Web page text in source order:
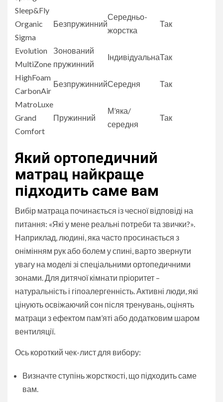
Sleep&Fly
Organic
Sigma
Безпружинний
Середньо-
жорстка
Так
Evolution
MultiZone
Зонований
пружинний
ІндивідуальнаТак
HighFoam
CarbonAir
БезпружиннийСередня Так
MatroLuxe
Grand
Comfort
Пружинний
М’яка/
середня
Так
Який ортопедичний
матрац найкраще
підходить саме вам
Вибір матраца починається із чесної відповіді на
питання: «Які у мене реальні потреби та звички?».
Наприклад, людині, яка часто просинається з
онімінням рук або болем у спині, варто звернути
увагу на моделі зі спеціальними ортопедичними
зонами. Для дитячої кімнати пріоритет –
натуральність і гіпоалергенність. Активні люди, які
цінують освіжаючий сон після тренувань, оцінять
матраци з ефектом пам’яті або додатковим шаром
вентиляції.
Ось короткий чек-лист для вибору:
Визначте ступінь жорсткості, що підходить саме
вам.